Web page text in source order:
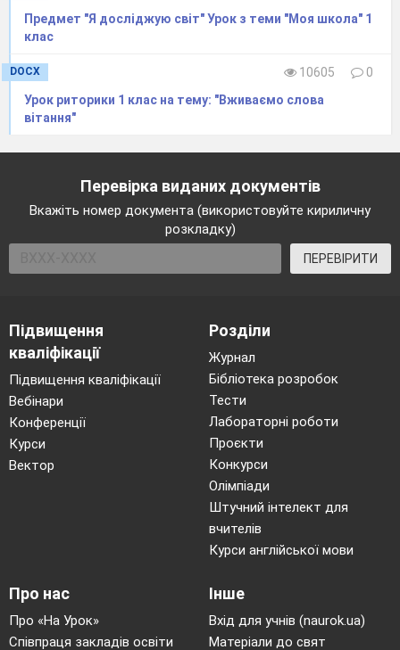
Предмет "Я досліджую світ" Урок з теми "Моя школа" 1
клас
DOCX 10605
0
Урок риторики 1 клас на тему: "Вживаємо слова
вітання"
Перевірка виданих документів
Вкажіть номер документа (використовуйте кириличну
розкладку)
ПЕРЕВІРИТИ
Підвищення
кваліфікації
Підвищення кваліфікації
Вебінари
Конференції
Курси
Вектор
Розділи
Журнал
Бібліотека розробок
Тести
Лабораторні роботи
Проєкти
Конкурси
Олімпіади
Штучний інтелект для
вчителів
Курси англійської мови
Про нас
Про «На Урок»
Співпраця закладів освіти
Інше
Вхід для учнів (naurok.ua)
Матеріали до свят